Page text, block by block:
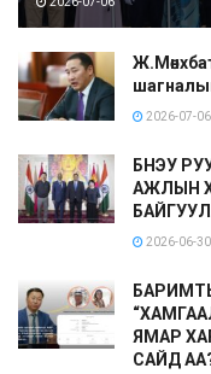
2026-07-06
БНЭУ
АЖЛЫН
2026-06-30
ЯМАР
САЙД